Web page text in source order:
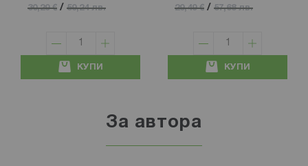
30,29 € / 59,24 лв.
КУПИ
29,49 € / 57,68 лв.
КУПИ
За автора